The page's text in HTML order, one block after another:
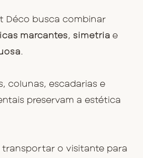
Déco busca combinar
marcantes, simetria e
.
colunas, escadarias e
preservam a estética
transportar o visitante para